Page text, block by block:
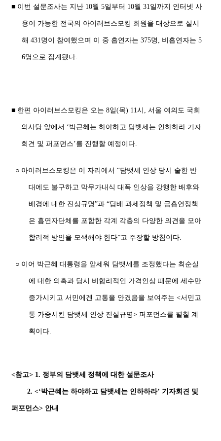
■ 이번 설문조사는 지난 10월 5일부터 10월 31일까지 인터넷 사
용이 가능한 전국의 아이러브스모킹 회원을 대상으로 실시
해 431명이 참여했으며 이 중 흡연자는 375명, 비흡연자는 5
6명으로 집계됐다.
■ 한편 아이러브스모킹은 오는 8일(목) 11시, 서울 여의도 국회
의사당 앞에서 ‘박근혜는 하야하고 담뱃세는 인하하라 기자
회견 및 퍼포먼스’를 진행할 예정이다.
○ 아이러브스모킹은 이 자리에서 “담뱃세 인상 당시 숱한 반
대에도 불구하고 막무가내식 대폭 인상을 강행한 배후와
배경에 대한 진상규명”과 “담배 과세정책 및 금흡연정책
은 흡연자단체를 포함한 각계 각층의 다양한 의견을 모아
합리적 방안을 모색해야 한다”고 주장할 방침이다.
○ 이어 박근혜 대통령을 앞세워 담뱃세를 조정했다는 최순실
에 대한 의혹과 당시 비합리적인 가격인상 때문에 세수만
증가시키고 서민에겐 고통을 안겼음을 보여주는 <서민고
통 가중시킨 담뱃세 인상 진실규명> 퍼포먼스를 펼칠 계
획이다.
<참고> 1. 정부의 담뱃세 정책에 대한 설문조사
2. <‘박근혜는 하야하고 담뱃세는 인하하라’ 기자회견 및
퍼포먼스> 안내